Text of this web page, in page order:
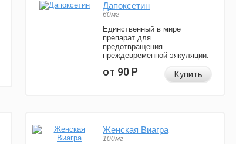
Дапоксетин
60мг
Единственный в мире
препарат для
предотвращения
преждевременной эякуляции.
от 90Р Купить
Женская Виагра
100мг